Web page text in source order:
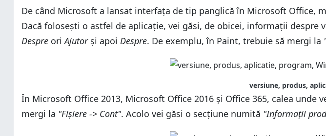
De când Microsoft a lansat interfața de tip panglică în Microsoft Office,
Dacă folosești o astfel de aplicație, vei găsi, de obicei, informații despre
Despre oriAjutorși apoi Despre. De exemplu, în Paint, trebuie să mergi la
versiune, produs,
În Microsoft Office 2013, Microsoft Office 2016 și Office 365, calea
mergi la "Fișiere -> Cont". Acolo vei găsi o secțiune numită "Informații